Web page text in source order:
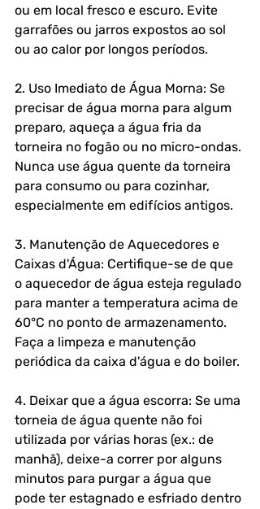
ou em local fresco e escuro. Evite
garrafões ou jarros expostos ao sol
ou ao calor por longos períodos.
2. Uso Imediato de Água Morna: Se
precisar de água morna para algum
preparo, aqueça a água fria da
torneira no fogão ou no micro-ondas.
Nunca use água quente da torneira
para consumo ou para cozinhar,
especialmente em edifícios antigos.
3. Manutenção de Aquecedores e
Caixas d'Água: Certifique-se de que
o aquecedor de água esteja regulado
para manter a temperatura acima de
60°C no ponto de armazenamento.
Faça a limpeza e manutenção
periódica da caixa d'água e do boiler.
4. Deixar que a água escorra: Se uma
torneia de água quente não foi
utilizada por várias horas (ex.: de
manhã), deixe-a correr por alguns
minutos para purgar a água que
pode ter estagnado e esfriado dentro